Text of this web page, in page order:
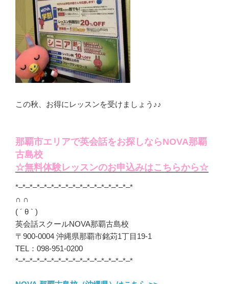
この秋、お得にレッスンを受けましょう♪♪
那覇市エリアで英会話をお探しならNOVA那覇
古島校
☆無料体験レッスンのお申込みはこちらから☆
*–*–*–*–*–*–*–*–*–*–*–*–*–*–*–*–*
∩ ∩
( ´ θ ` )
英会話スクールNOVA那覇古島校
〒900-0004 沖縄県那覇市銘苅1丁目19-1
TEL：098-951-0200
*–*–*–*–*–*–*–*–*–*–*–*–*–*–*–*–*